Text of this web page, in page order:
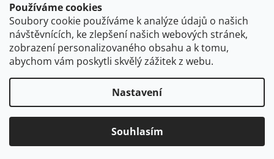
Používáme cookies
Soubory cookie používáme k analýze údajů o našich
návštěvnících, ke zlepšení našich webových stránek,
zobrazení personalizovaného obsahu a k tomu,
abychom vám poskytli skvělý zážitek z webu.
Nastavení
Souhlasím
Sledovat na Instagramu
Vytvořil Shoptet
Copyright 2026VAPEMAN.cz. Všechna práva